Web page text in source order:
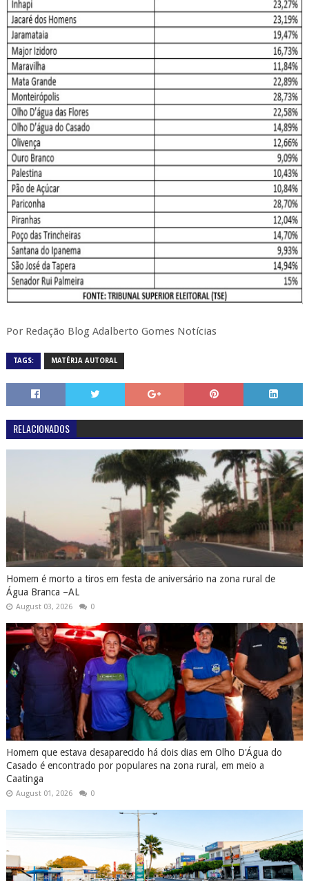
Por Redação Blog Adalberto Gomes Notícias
TAGS: MATÉRIA AUTORAL
RELACIONADOS
Homem é morto a tiros em festa de aniversário na zona rural de
Água Branca –AL
August 03, 2026 0
Homem que estava desaparecido há dois dias em Olho D'Água do
Casado é encontrado por populares na zona rural, em meio a
Caatinga
August 01, 2026 0